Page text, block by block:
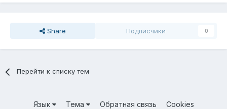
Share Подписчики 0
Перейти к списку тем
Язык Тема Обратная связь Cookies